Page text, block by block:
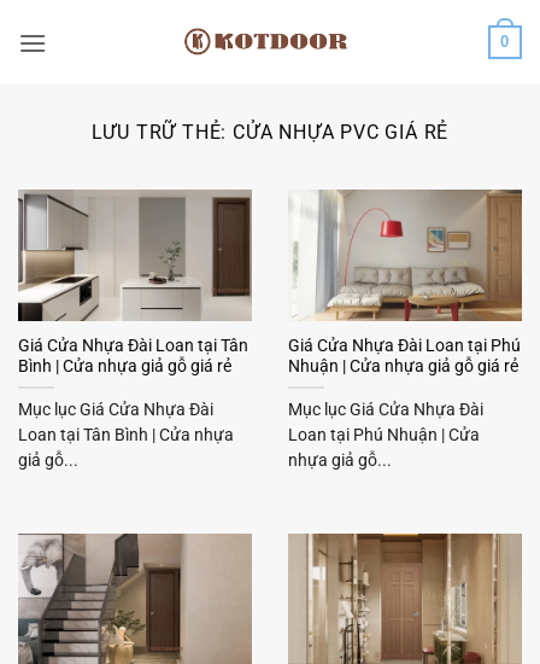
qua
0
LƯU TRỮ THẺ: CỬA NHỰA PVC GIÁ RẺ
Giá Cửa Nhựa Đài Loan tại Tân
Bình | Cửa nhựa giả gỗ giá rẻ
Mục lục Giá Cửa Nhựa Đài
Loan tại Tân Bình | Cửa nhựa
giả gỗ...
Giá Cửa Nhựa Đài Loan tại Phú
Nhuận | Cửa nhựa giả gỗ giá rẻ
Mục lục Giá Cửa Nhựa Đài
Loan tại Phú Nhuận | Cửa
nhựa giả gỗ...